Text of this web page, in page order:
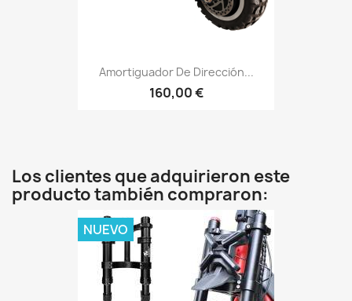
Amortiguador De Dirección...
160,00 €
Los clientes que adquirieron este
producto también compraron:
NUEVO